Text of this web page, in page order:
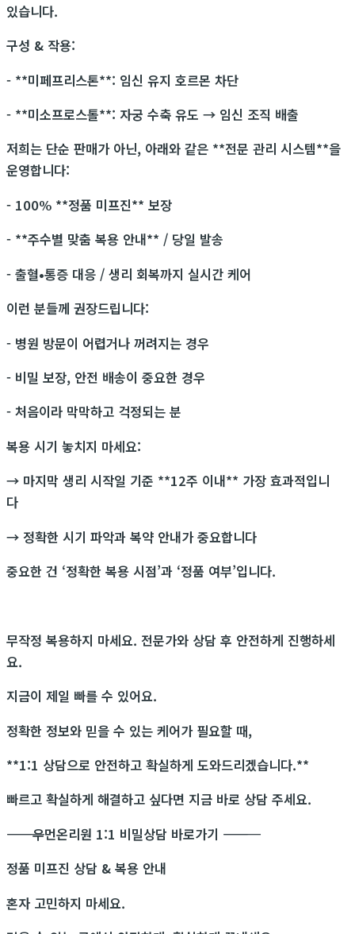
있습니다.
구성 & 작용:
- **미페프리스톤**: 임신 유지 호르몬 차단
- **미소프로스톨**: 자궁 수축 유도 → 임신 조직 배출
저희는 단순 판매가 아닌, 아래와 같은 **전문 관리 시스템**을
운영합니다:
- 100% **정품 미프진** 보장
- **주수별 맞춤 복용 안내** / 당일 발송
- 출혈•통증 대응 / 생리 회복까지 실시간 케어
이런 분들께 권장드립니다:
- 병원 방문이 어렵거나 꺼려지는 경우
- 비밀 보장, 안전 배송이 중요한 경우
- 처음이라 막막하고 걱정되는 분
복용 시기 놓치지 마세요:
→ 마지막 생리 시작일 기준 **12주 이내** 가장 효과적입니
다
→ 정확한 시기 파악과 복약 안내가 중요합니다
중요한 건 ‘정확한 복용 시점’과 ‘정품 여부’입니다.
무작정 복용하지 마세요. 전문가와 상담 후 안전하게 진행하세
요.
지금이 제일 빠를 수 있어요.
정확한 정보와 믿을 수 있는 케어가 필요할 때,
**1:1 상담으로 안전하고 확실하게 도와드리겠습니다.**
빠르고 확실하게 해결하고 싶다면 지금 바로 상담 주세요.
―――――――――――우먼온리원 1:1 비밀상담 바로가기 ―――――――――――
정품 미프진 상담 & 복용 안내
혼자 고민하지 마세요.